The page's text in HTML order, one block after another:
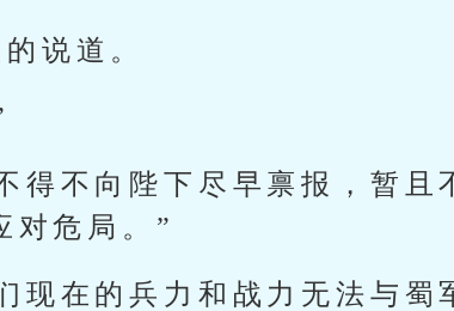
说道。
得不向陛下尽早禀报，暂且
对危局。”
现在的兵力和战力无法与蜀